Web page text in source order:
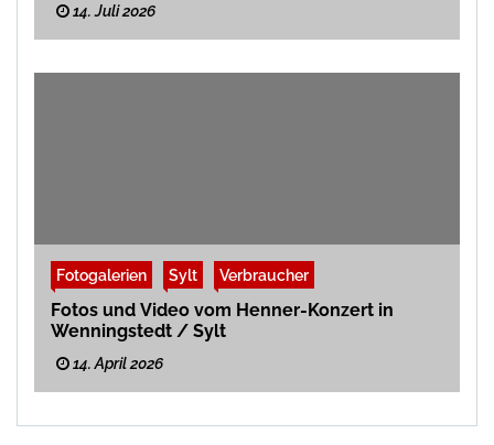
14. Juli 2026
Fotogalerien Sylt Verbraucher
Fotos und Video vom Henner-Konzert in
Wenningstedt / Sylt
14. April 2026